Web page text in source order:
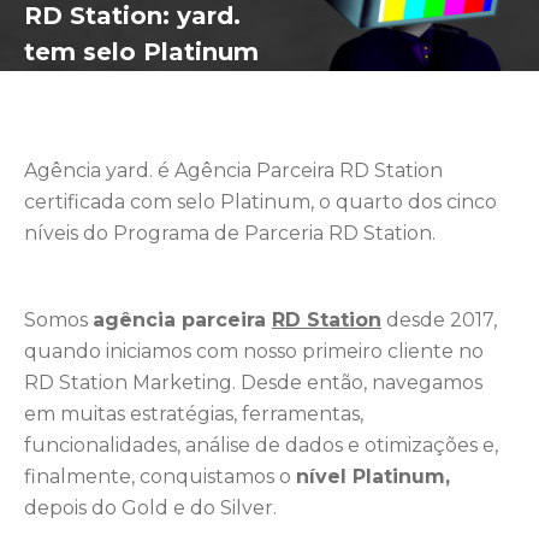
RD Station: yard.
tem selo Platinum
Agência yard. é Agência Parceira RD Station
certificada com selo Platinum, o quarto dos cinco
níveis do Programa de Parceria RD Station.
Somos agência parceira RD Station desde 2017,
quando iniciamos com nosso primeiro cliente no
RD Station Marketing. Desde então, navegamos
em muitas estratégias, ferramentas,
funcionalidades, análise de dados e otimizações e,
finalmente, conquistamos o nível Platinum,
depois do Gold e do Silver.